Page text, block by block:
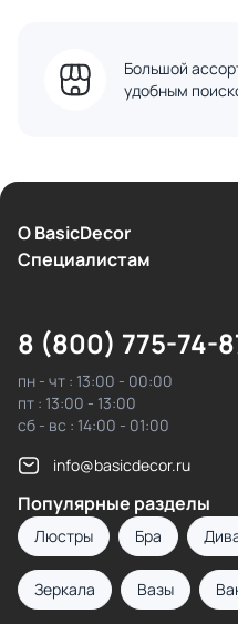
Большой
удобным
О BasicDecor
Cпециалистам
8 (800) 775-74-
пн - чт : 13:00 - 00:00
пт : 13:00 - 13:00
сб - вс : 14:00 - 01:00
info@basicdecor.ru
Популярные разделы
Люстры Бра
Зеркала Вазы